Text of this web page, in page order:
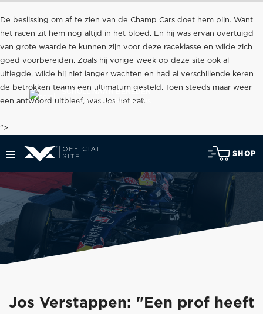
De beslissing om af te zien van de Champ Cars doet hem pijn. Want
het racen zit hem nog altijd in het bloed. En hij was ervan overtuigd
van grote waarde te kunnen zijn voor deze raceklasse en wilde zich
goed voorbereiden. Zoals hij vorige week op deze site ook al
uitlegde, wilde hij niet langer wachten en had al verschillende keren
de betrokken teams een ultimatum gesteld. Toen steeds maar weer
een antwoord uitbleef, was Jos het zat.
">
SHOP
SCROLL NAAR BENEDEN
voor het laatste nieuws
Jos Verstappen: "Een prof heeft